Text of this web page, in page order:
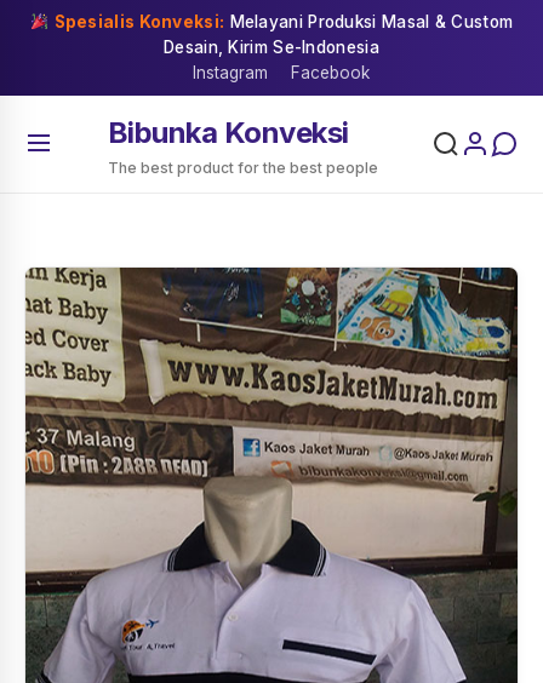
Skip
Spesialis Konveksi: Melayani Produksi Masal & Custom
Desain, Kirim Se-Indonesia
Instagram
Facebook
Bibunka Konveksi
The best product for the best people